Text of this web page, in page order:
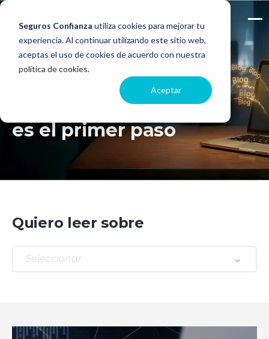
Seguros Confianza utiliza cookies para mejorar tu
experiencia. Al continuar utilizando este sitio web,
aceptas el uso de cookies de acuerdo con nuestra
política de cookies.
Aceptar
es el primer paso
Quiero leer sobre
Seleccionar